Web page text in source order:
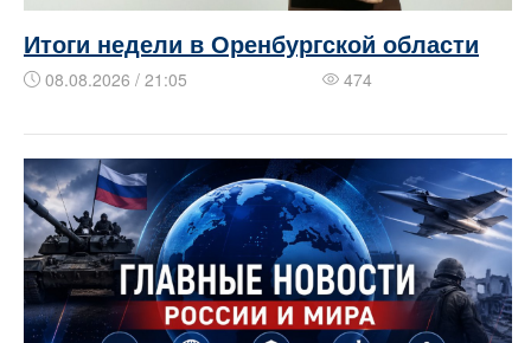
Итоги недели в Оренбургской области
08.08.2026 / 21:05 474